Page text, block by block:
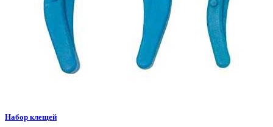
Набор клещей